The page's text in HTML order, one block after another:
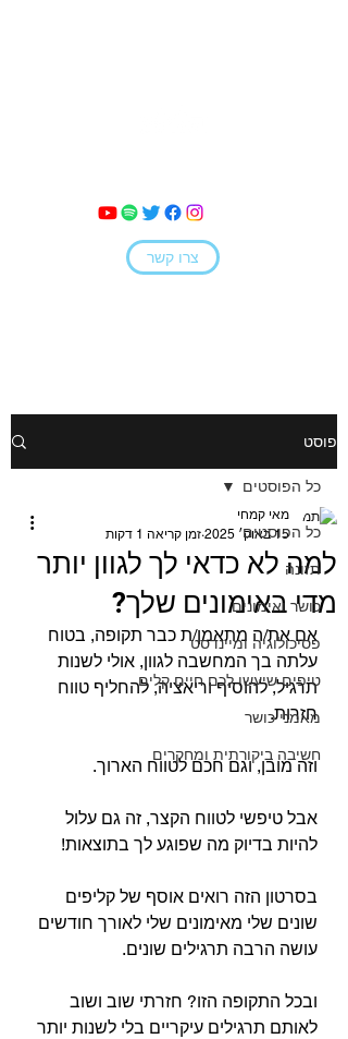
צרו קשר
פוסט
כל הפוסטים
תזונה
כושר ואימונים
פסיכולוגיה ומיינדסט
טיפים שיעשו לכם חיים קלים
מאמני כושר
חשיבה ביקורתית ומחקרים
כל הפוסטים
למה לא כדאי לך לגוון יותר
מדי באימונים שלך?
מאי קמחי
15 באוק׳ 2025
זמן קריאה 1 דקות
אם את/ה מתאמן/ת כבר תקופה, בטוח
עלתה בך המחשבה לגוון, אולי לשנות
תרגיל, להוסיף וריאציה, להחליף טווח
חזרות.
וזה מובן, וגם חכם לטווח הארוך.
אבל טיפשי לטווח הקצר, זה גם עלול
להיות בדיוק מה שפוגע לך בתוצאות!
בסרטון הזה רואים אוסף של קליפים
שונים שלי מאימונים שלי לאורך חודשים
עושה הרבה תרגילים שונים.
ובכל התקופה הזו? חזרתי שוב ושוב
לאותם תרגילים עיקריים בלי לשנות יותר